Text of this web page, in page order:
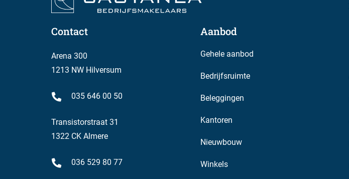
Contact
Arena 300
1213 NW Hilversum
035 646 00 50
Transistorstraat 31
1322 CK Almere
036 529 80 77
Aanbod
Gehele aanbod
Bedrijfsruimte
Beleggingen
Kantoren
Nieuwbouw
Winkels